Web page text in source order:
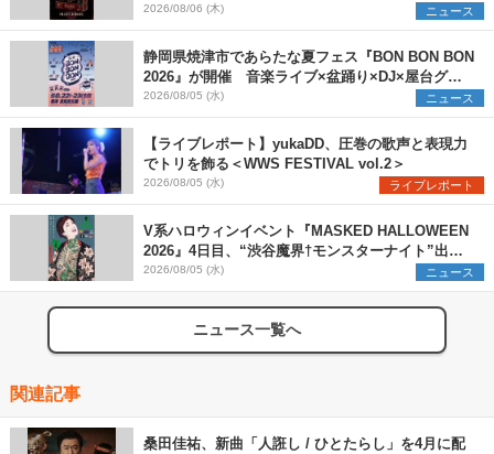
アーティストを一斉解禁
2026/08/06 (木) ニュース
静岡県焼津市であらたな夏フェス『BON BON BON
2026』が開催 音楽ライブ×盆踊り×DJ×屋台グル
メ×ランタンナイトで彩る2日間
2026/08/05 (水) ニュース
【ライブレポート】yukaDD、圧巻の歌声と表現力
でトリを飾る＜WWS FESTIVAL vol.2＞
2026/08/05 (水) ライブレポート
V系ハロウィンイベント『MASKED HALLOWEEN
2026』4日目、“渋谷魔界†モンスターナイト”出演6
組を発表
2026/08/05 (水) ニュース
ニュース一覧へ
関連記事
桑田佳祐、新曲「人誑し / ひとたらし」を4月に配